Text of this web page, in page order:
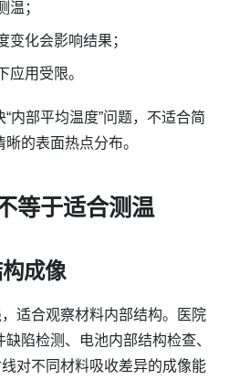
温；
变化会影响结果；
应用受限。
内部平均温度”问题，不适合简
的表面热点分布。
等于适合测温
成像
适合观察材料内部结构。医院
陷检测、电池内部结构检查、
对不同材料吸收差异的成像能